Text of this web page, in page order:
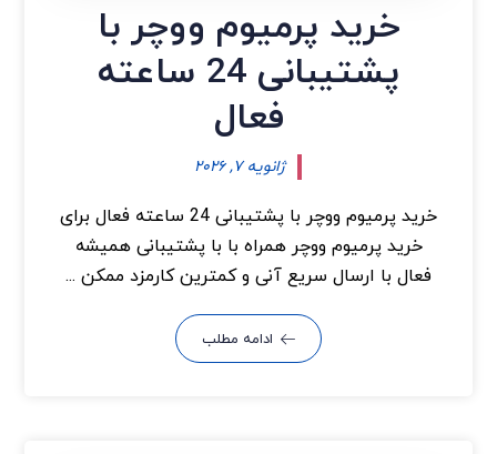
خرید پرمیوم ووچر با
پشتیبانی 24 ساعته
فعال
ژانویه ۷, ۲۰۲۶
خرید پرمیوم ووچر با پشتیبانی 24 ساعته فعال برای
خرید پرمیوم ووچر همراه با با پشتیبانی همیشه
فعال با ارسال سریع آنی و کمترین کارمزد ممکن ...
ادامه مطلب